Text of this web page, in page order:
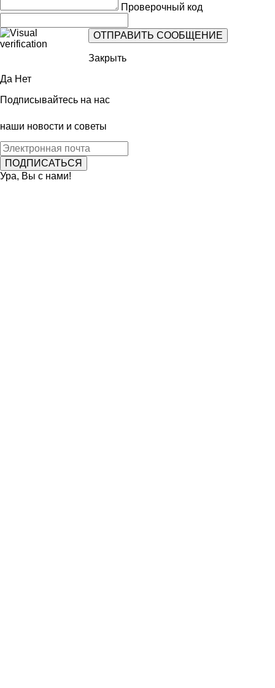
Проверочный код
Закрыть
Да Нет
Подписывайтесь на нас
наши новости и советы
Ура, Вы с нами!